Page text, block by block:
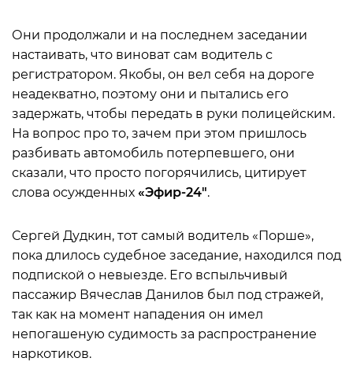
Они продолжали и на последнем заседании
настаивать, что виноват сам водитель с
регистратором. Якобы, он вел себя на дороге
неадекватно, поэтому они и пытались его
задержать, чтобы передать в руки полицейским.
На вопрос про то, зачем при этом пришлось
разбивать автомобиль потерпевшего, они
сказали, что просто погорячились, цитирует
слова осужденных «Эфир-24″.
Сергей Дудкин, тот самый водитель «Порше»,
пока длилось судебное заседание, находился под
подпиской о невыезде. Его вспыльчивый
пассажир Вячеслав Данилов был под стражей,
так как на момент нападения он имел
непогашеную судимость за распространение
наркотиков.